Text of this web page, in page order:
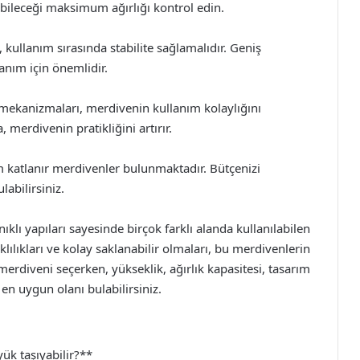
maksimum ağırlığı kontrol edin.
sırasında stabilite sağlamalıdır. Geniş
için önemlidir.
merdivenin kullanım kolaylığını
merdivenin pratikliğini artırır.
merdivenler bulunmaktadır. Bütçenizi
yapıları sayesinde birçok farklı alanda kullanılabilen
ve kolay saklanabilir olmaları, bu merdivenlerin
seçerken, yükseklik, ağırlık kapasitesi, tasarım
uygun olanı bulabilirsiniz.
taşıyabilir?**